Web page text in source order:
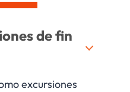
de fin
excursiones